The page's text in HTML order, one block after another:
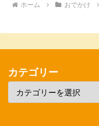
ホーム おでかけ
カテゴリー